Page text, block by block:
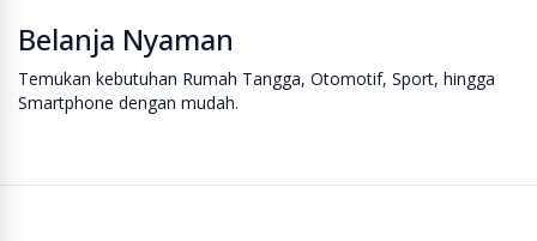
Belanja Nyaman
Temukan kebutuhan Rumah Tangga, Otomotif, Sport, hingga
Smartphone dengan mudah.